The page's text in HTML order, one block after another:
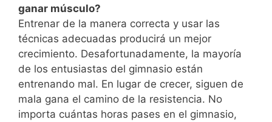
ganar músculo?
Entrenar de la manera correcta y usar las
técnicas adecuadas producirá un mejor
crecimiento. Desafortunadamente, la mayoría
de los entusiastas del gimnasio están
entrenando mal. En lugar de crecer, siguen de
mala gana el camino de la resistencia. No
importa cuántas horas pases en el gimnasio,